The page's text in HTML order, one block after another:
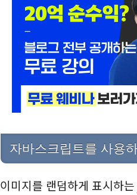
자바스크립트를 사용
이미지를 랜덤하게 표시하